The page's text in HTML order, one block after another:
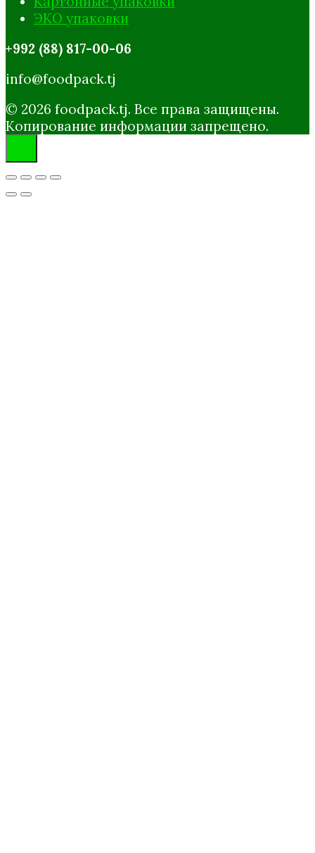
ЭКО упаковки
+992 (88) 817-00-06
info@foodpack.tj
© 2026 foodpack.tj. Все права защищены.
Копирование информации запрещено.